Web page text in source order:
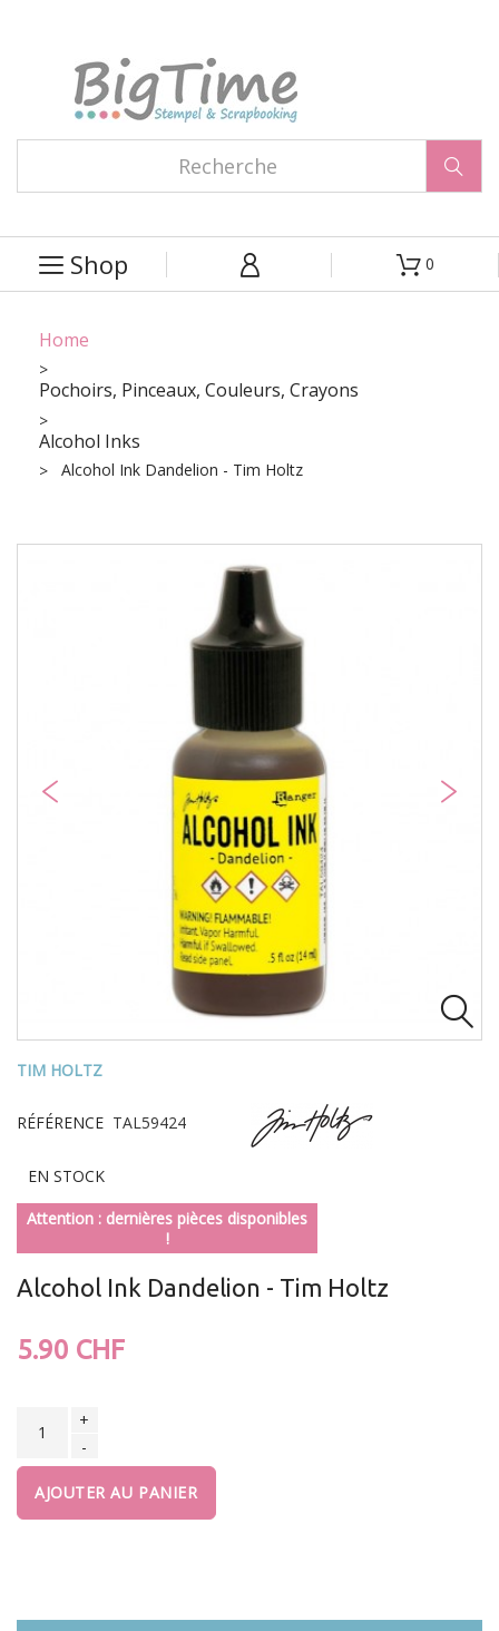

 Shop   0
Home
Pochoirs, Pinceaux, Couleurs, Crayons
Alcohol Inks
Alcohol Ink Dandelion - Tim Holtz

TIM HOLTZ
RÉFÉRENCE TAL59424
EN STOCK
Attention : dernières pièces disponibles
!
Alcohol Ink Dandelion - Tim Holtz
5.90 CHF
+
-
AJOUTER AU PANIER